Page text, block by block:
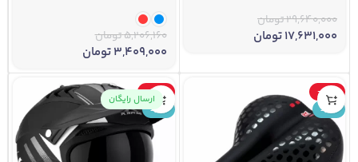
29,640,000تومان
17,631,000تومان 5,206,160تومان
3,409,000تومان
-42%
جدید
-35%
جدید
ارسال رایگان